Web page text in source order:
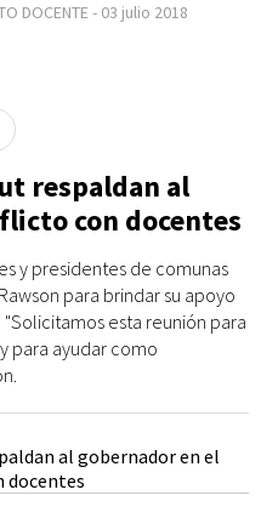
DOCENTE- 03 julio 2018
respaldan al
con docentes
y presidentes de comunas
para brindar su apoyo
esta reunión para
para ayudar como